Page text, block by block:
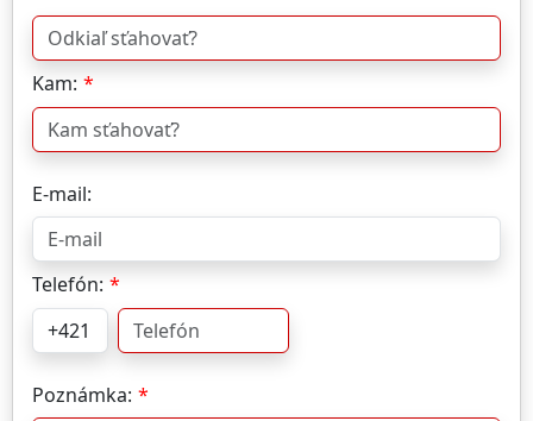
Kam:
E-mail:
Telefón:
Poznámka: